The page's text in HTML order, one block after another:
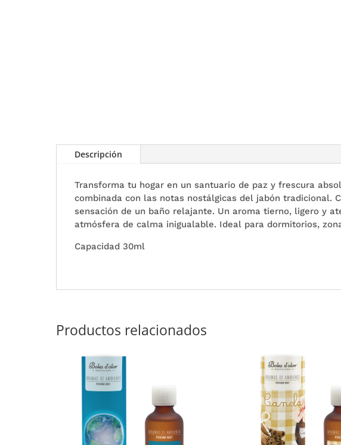
Descripción
Transforma tu hogar en un santuario de paz y frescura
combinada con las notas nostálgicas del jabón tradicional.
sensación de un baño relajante. Un aroma tierno, ligero y
atmósfera de calma inigualable. Ideal para dormitorios,
Capacidad 30ml
Productos relacionados